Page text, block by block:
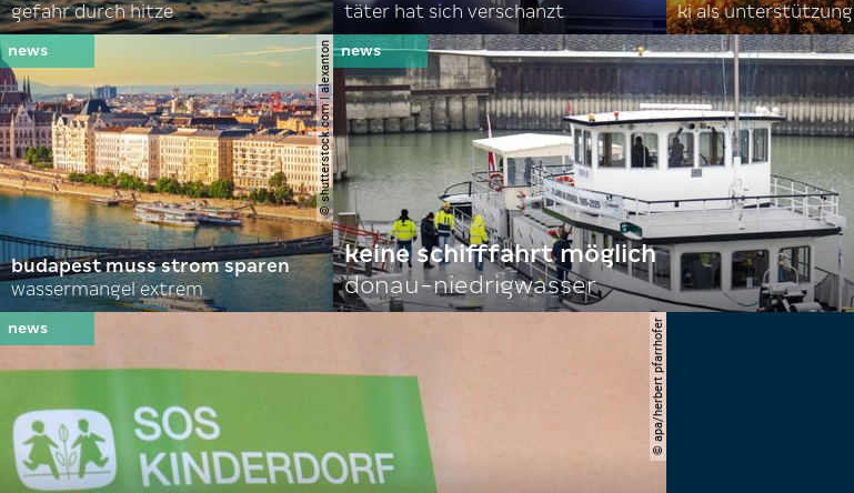
gefahr durch hitze
täter hat sich verschanzt
ki als unterstützung
© shutterstock.com | alexanton
budapest muss strom sparen
wassermangel extrem
keine schifffahrt möglich
donau-niedrigwasser
© apa/herbert pfarrhofer